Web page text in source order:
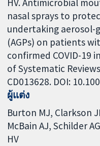
nasal sprays to
undertaking aerosol-
(AGPs) on patients
confirmed COVID-19
of Systematic
CD013628. DOI:
ผู้แต่ง
Burton MJ Clarkson
McBain AJ Schilder
HV